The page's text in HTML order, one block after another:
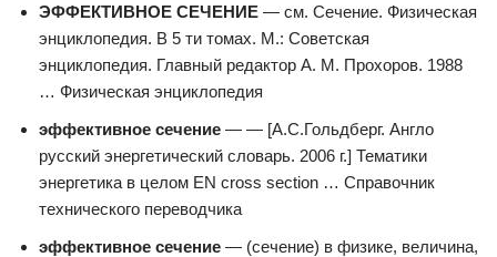
ЭФФЕКТИВНОЕ СЕЧЕНИЕ — см. Сечение. Физическая
энциклопедия. В 5 ти томах. М.: Советская
энциклопедия. Главный редактор А. М. Прохоров. 1988
… Физическая энциклопедия
эффективное сечение — — [А.С.Гольдберг. Англо
русский энергетический словарь. 2006 г.] Тематики
энергетика в целом EN cross section … Справочник
технического переводчика
эффективное сечение — (сечение) в физике, величина,